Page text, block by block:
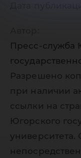
Пресс-служба
Разрешено
при наличии
ссылки на
Югорского
университета.